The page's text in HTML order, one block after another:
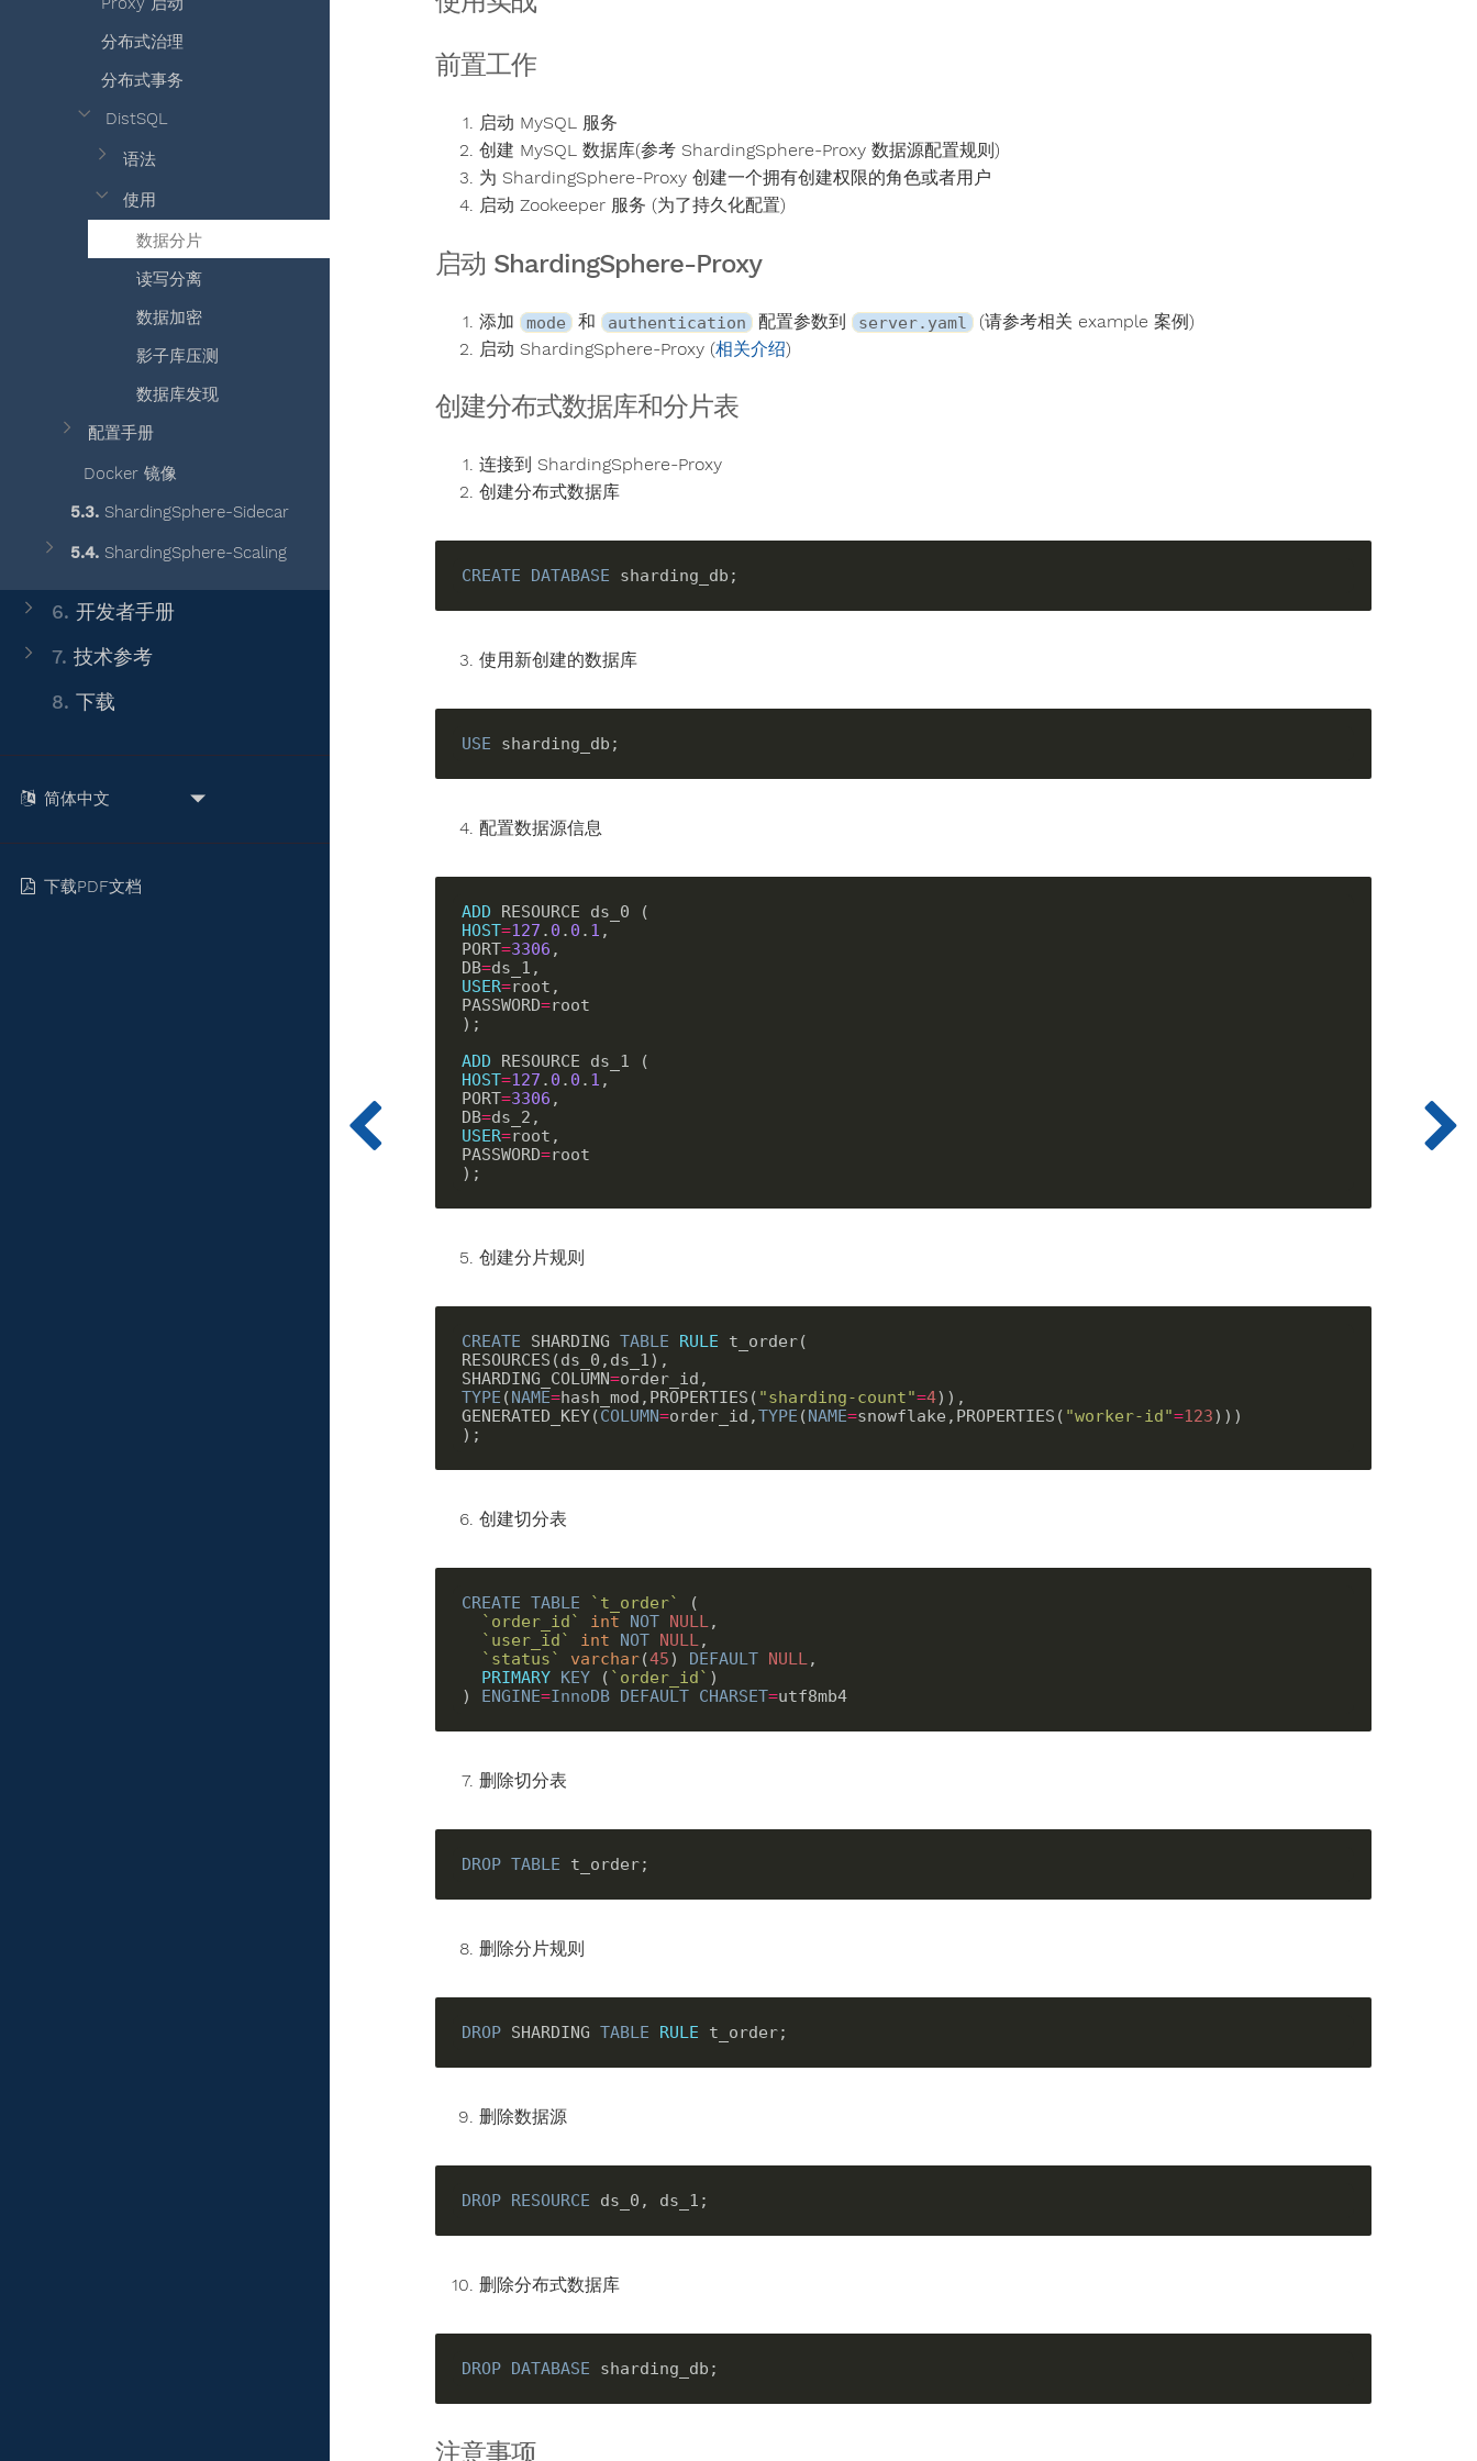
分布式治理
分布式事务
DistSQL
语法
使用
数据分片
读写分离
数据加密
影子库压测
数据库发现
配置手册
Docker 镜像
5.3. ShardingSphere-Sidecar
5.4. ShardingSphere-Scaling
6. 开发者手册
7. 技术参考
8. 下载
下载PDF文档
前置工作
启动 MySQL 服务
创建 MySQL 数据库(参考 ShardingSphere-Proxy 数据源配置规则)
为 ShardingSphere-Proxy 创建一个拥有创建权限的角色或者用户
启动 Zookeeper 服务 (为了持久化配置)
启动 ShardingSphere-Proxy
添加 mode 和 authentication 配置参数到 server.yaml
(请参考相关 example 案例)
启动 ShardingSphere-Proxy (相关介绍)
创建分布式数据库和分片表
连接到 ShardingSphere-Proxy
创建分布式数据库
CREATE DATABASE
使用新创建的数据库
USE
配置数据源信息
ADD
HOST=127 . 0 . 0 . 1 ,
PORT=3306 ,
DB=
USER=root,
PASSWORD=root
);
ADD
HOST=127 . 0 . 0 . 1 ,
PORT=3306 ,
DB=
USER=root,
PASSWORD=root
创建分片规则
CREATE SHARDING TABLE RULE t_order(
RESOURCES(ds_0,ds_1),
SHARDING_COLUMN=
TYPE (NAME=hash_mod,PROPERTIES( "sharding-count"=4)),
GENERATED_KEY(COLUMN=order_id,TYPE (NAME=snowflake,PROPERTIES( "worker-id"=123)))
创建切分表
CREATE TABLE ` t_order`
(
` order_id` int NOT NULL,
` user_id` int NOT NULL,
` status` varchar(45) DEFAULT NULL,
PRIMARY KEY ( ` order_id` )
) ENGINE=InnoDB DEFAULT CHARSET= utf8mb4
删除切分表
DROP TABLE
删除分片规则
DROP SHARDING TABLE RULE
删除数据源
DROP RESOURCE
删除分布式数据库
DROP DATABASE
注意事项